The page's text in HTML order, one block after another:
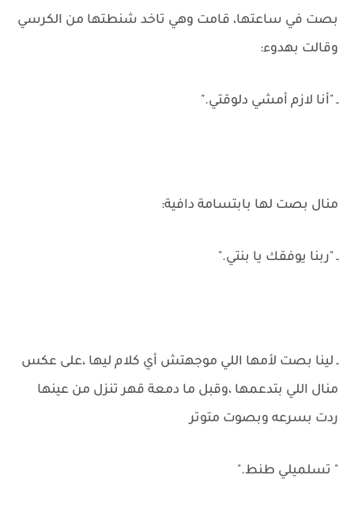
بصت في ساعتها، قامت وهي تاخد شنطتها من الكرسي
وقالت بهدوء:
ـ "أنا لازم أمشي دلوقتي."
منال بصت لها بابتسامة دافية:
ـ "ربنا يوفقك يا بنتي."
ـ لينا بصت لأمها اللي موجهتش أي كلام ليها ،على عكس
منال اللي بتدعمها ،وقبل ما دمعة قهر تنزل من عينها
ردت بسرعه وبصوت متوتر
" تسلميلي طنط."